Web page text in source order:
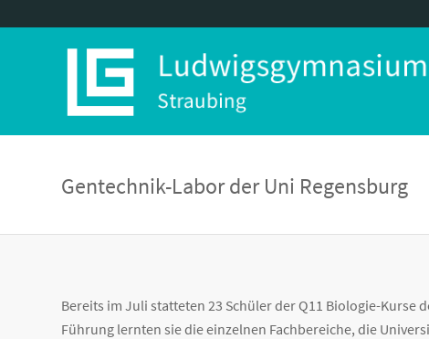
Gentechnik-Labor der Uni Regensburg
Bereits im Juli statteten 23 Schüler der Q11 Biologie-Kurse
Führung lernten sie die einzelnen Fachbereiche, die